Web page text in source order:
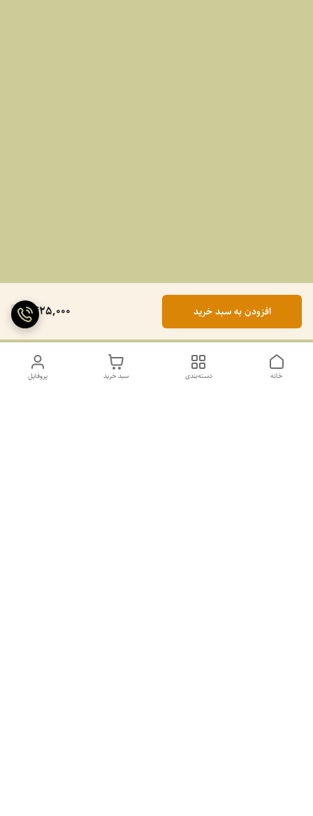
1,425,000 افزودن به سبد خرید
پروفایل سبد خرید دسته‌بندی خانه